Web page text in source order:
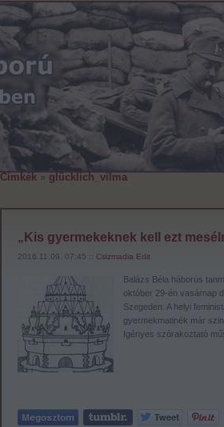
Címkék» glücklich_vilma
„Kis gyermekeknek kell ezt
2016.11.09. 07:45 :: Csizmadia Edit
Balázs Béla háborús
október 29-én vasárnap
Szegeden. A helyi
gyermekmatinék már
Igényes szórakoztató